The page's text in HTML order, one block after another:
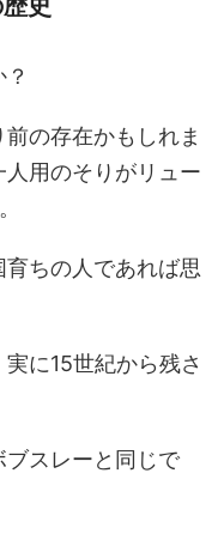
史
の存在かもしれま
用のそりがリュー
ちの人であれば思
に15世紀から残さ
ブスレーと同じで